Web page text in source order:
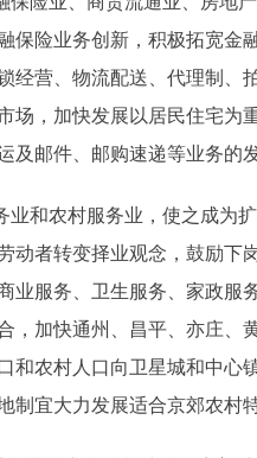
保险业务创新，积极拓宽金
经营、物流配送、代理制、
场，加快发展以居民住宅
及邮件、邮购速递等业务的
和农村服务业，使之成为扩
动者转变择业观念，鼓励下
业服务、卫生服务、家政服
，加快通州、昌平、亦庄、
和农村人口向卫星城和中心
制宜大力发展适合京郊农村